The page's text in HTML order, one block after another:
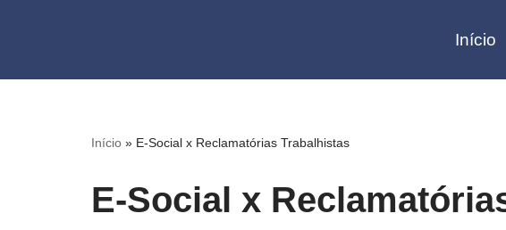
Início
Início » E-Social x Reclamatórias Trabalhistas
E-Social x